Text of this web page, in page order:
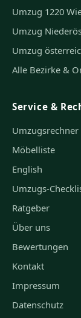
Umzug 1220
Umzug
Umzug
Alle Bezirke &
Service &
Umzugsrechner
Möbelliste
English
Umzugs-
Ratgeber
Über uns
Bewertungen
Kontakt
Impressum
Datenschutz